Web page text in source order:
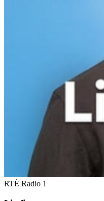
RTÉ Radio 1